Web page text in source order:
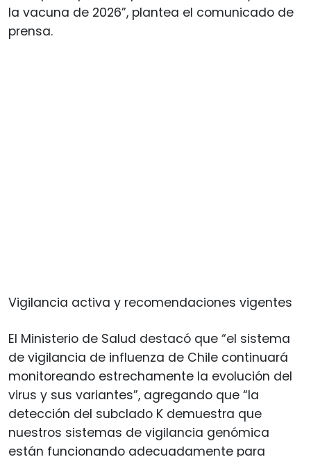
la vacuna de 2026”, plantea el comunicado de
prensa.
Vigilancia activa y recomendaciones vigentes
El Ministerio de Salud destacó que “el sistema
de vigilancia de influenza de Chile continuará
monitoreando estrechamente la evolución del
virus y sus variantes”, agregando que “la
detección del subclado K demuestra que
nuestros sistemas de vigilancia genómica
están funcionando adecuadamente para